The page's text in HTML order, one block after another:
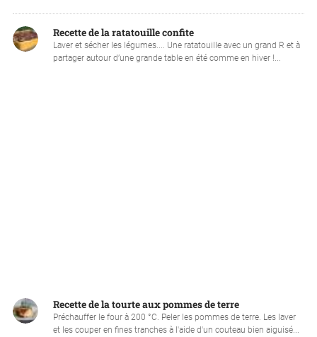
Recette de la ratatouille confite
Laver et sécher les légumes.... Une ratatouille avec un grand R et à
partager autour d’une grande table en été comme en hiver !...
Recette de la tourte aux pommes de terre
Préchauffer le four à 200 °C. Peler les pommes de terre. Les laver
et les couper en fines tranches à l'aide d'un couteau bien aiguisé...